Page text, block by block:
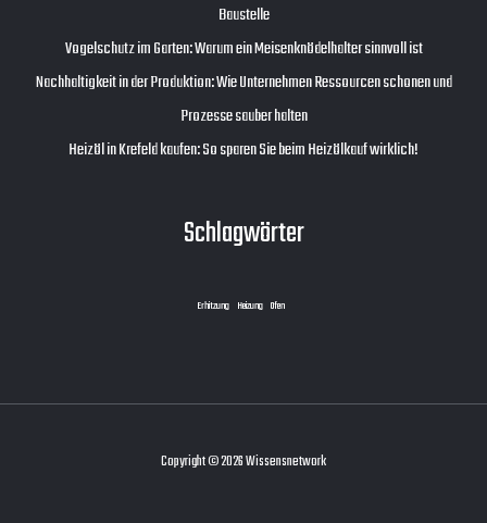
Baustelle
Vogelschutz im Garten: Warum ein Meisenknödelhalter sinnvoll ist
Nachhaltigkeit in der Produktion: Wie Unternehmen Ressourcen schonen und
Prozesse sauber halten
Heizöl in Krefeld kaufen: So sparen Sie beim Heizölkauf wirklich!
Schlagwörter
Erhitzung Heizung Ofen
Copyright © 2026 Wissensnetwork